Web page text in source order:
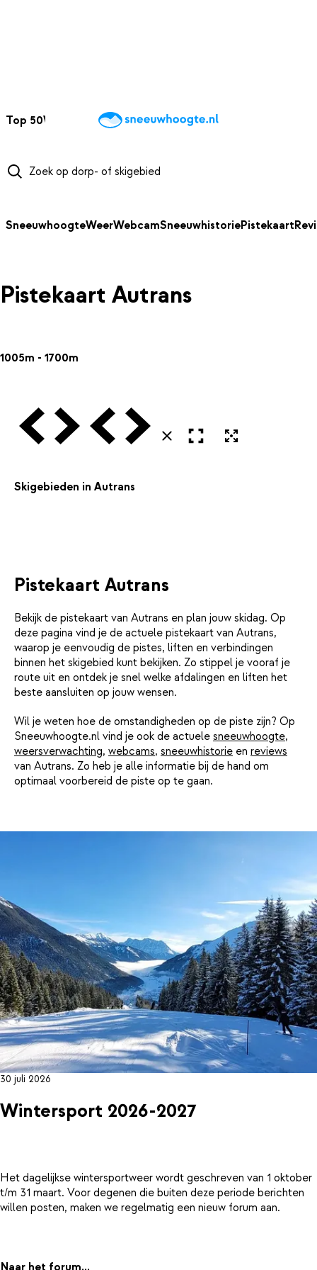
Top 50Webcams WintersportweerKaarten
SneeuwhoogteWeerWebcamSneeuwhistoriePistekaart
Pistekaart Autrans
1005m - 1700m
Vorige VolgendeVorige Volgende
SluitenOpen in volledig scherm
Skigebieden in Autrans
Pistekaart Autrans
Bekijk de pistekaart van Autrans en plan jouw skidag. Op
deze pagina vind je de actuele pistekaart van Autrans,
waarop je eenvoudig de pistes, liften en verbindingen
binnen het skigebied kunt bekijken. Zo stippel je vooraf je
route uit en ontdek je snel welke afdalingen en liften het
beste aansluiten op jouw wensen.
Wil je weten hoe de omstandigheden op de piste zijn? Op
Sneeuwhoogte.nl vind je ook de actuele sneeuwhoogte,
weersverwachting, webcams, sneeuwhistorie en reviews
van Autrans. Zo heb je alle informatie bij de hand om
optimaal voorbereid de piste op te gaan.
30 juli 2026
Wintersport 2026-2027
Het dagelijkse wintersportweer wordt geschreven van 1 oktober
t/m 31 maart. Voor degenen die buiten deze periode berichten
willen posten, maken we regelmatig een nieuw forum aan.
Naar het forum...